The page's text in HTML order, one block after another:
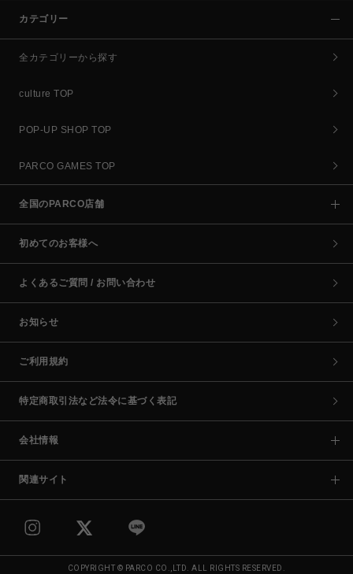
カテゴリー
全カテゴリーから探す
culture TOP
POP-UP SHOP TOP
PARCO GAMES TOP
全国のPARCO店舗
初めてのお客様へ
よくあるご質問 / お問い合わせ
お知らせ
ご利用規約
特定商取引法など法令に基づく表記
会社情報
関連サイト
COPYRIGHT © PARCO CO.,LTD. ALL RIGHTS RESERVED.